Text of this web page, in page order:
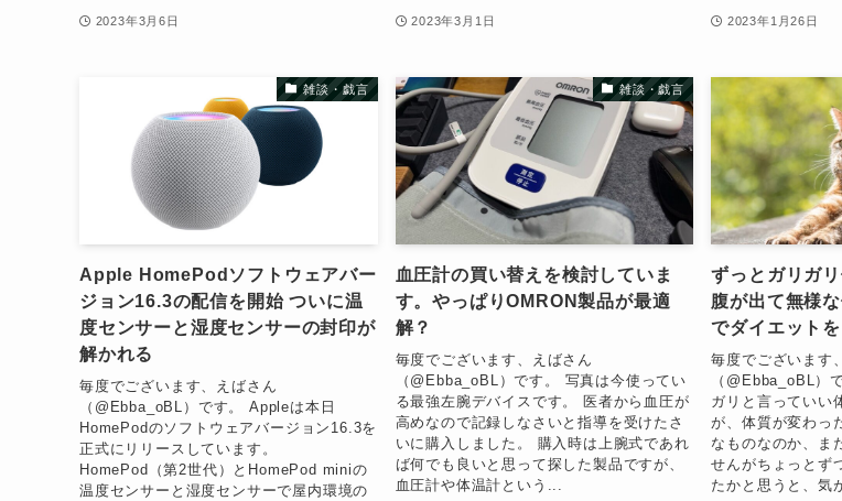
2023年3月6日 2023年3月1日 2023年1月26日
雑談・戯言
Apple HomePodソフトウェアバー
ジョン16.3の配信を開始 ついに温
度センサーと湿度センサーの封印が
解かれる
毎度でございます、えばさん
（@Ebba_oBL）です。 Appleは本日
HomePodのソフトウェアバージョン16.3を
正式にリリースしています。
HomePod（第2世代）とHomePod miniの
温度センサーと湿度センサーで屋内環境の
雑談・戯言
血圧計の買い替えを検討していま
す。やっぱりOMRON製品が最適
解？
毎度でございます、えばさん
（@Ebba_oBL）です。 写真は今使ってい
る最強左腕デバイスです。 医者から血圧が
高めなので記録しなさいと指導を受けたさ
いに購入しました。 購入時は上腕式であれ
ば何でも良いと思って探した製品ですが、
血圧計や体温計という...
ずっとガリガ
腹が出て無様
でダイエット
毎度でございます
（@Ebba_oBL）
ガリと言っていい
が、体質が変わっ
なものなのか、ま
せんがちょっとず
たかと思うと、気